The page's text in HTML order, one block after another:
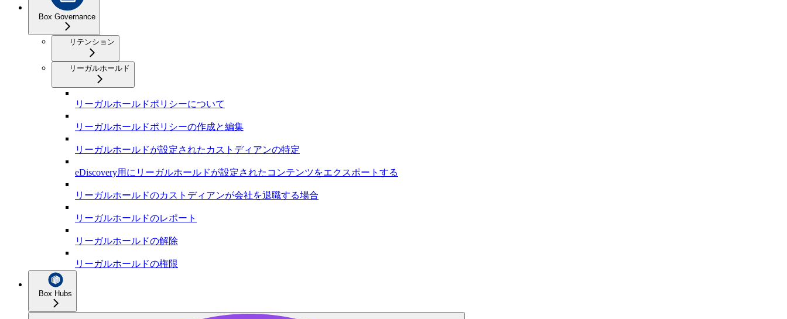
Box Governance
リテンション
リーガルホールド
リーガルホールドポリシーについて
リーガルホールドポリシーの作成と編集
リーガルホールドが設定されたカストディアンの特定
eDiscovery用にリーガルホールドが設定されたコンテンツをエクスポートする
リーガルホールドのカストディアンが会社を退職する場合
リーガルホールドのレポート
リーガルホールドの解除
リーガルホールドの権限
Box Hubs